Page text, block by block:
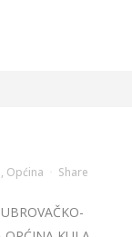
, Općina Share